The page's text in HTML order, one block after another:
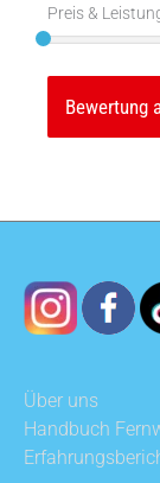
Preis &
Über uns
Handbuch